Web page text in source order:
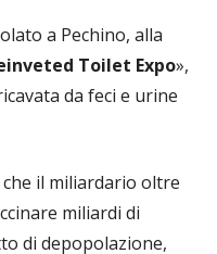
a Pechino, alla
Toilet Expo»,
da feci e urine
il miliardario oltre
miliardi di
di depopolazione,